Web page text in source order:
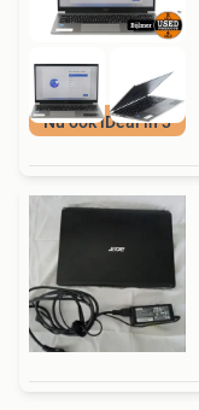
Nu ook iDeal in 3